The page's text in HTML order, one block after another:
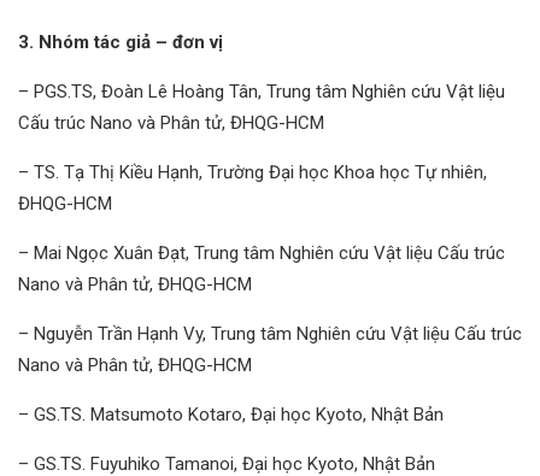
3. Nhóm tác giả – đơn vị
– PGS.TS, Đoàn Lê Hoàng Tân, Trung tâm Nghiên cứu Vật liệu
Cấu trúc Nano và Phân tử, ĐHQG-HCM
– TS. Tạ Thị Kiều Hạnh, Trường Đại học Khoa học Tự nhiên,
ĐHQG-HCM
– Mai Ngọc Xuân Đạt, Trung tâm Nghiên cứu Vật liệu Cấu trúc
Nano và Phân tử, ĐHQG-HCM
– Nguyễn Trần Hạnh Vy, Trung tâm Nghiên cứu Vật liệu Cấu trúc
Nano và Phân tử, ĐHQG-HCM
– GS.TS. Matsumoto Kotaro, Đại học Kyoto, Nhật Bản
– GS.TS. Fuyuhiko Tamanoi, Đại học Kyoto, Nhật Bản